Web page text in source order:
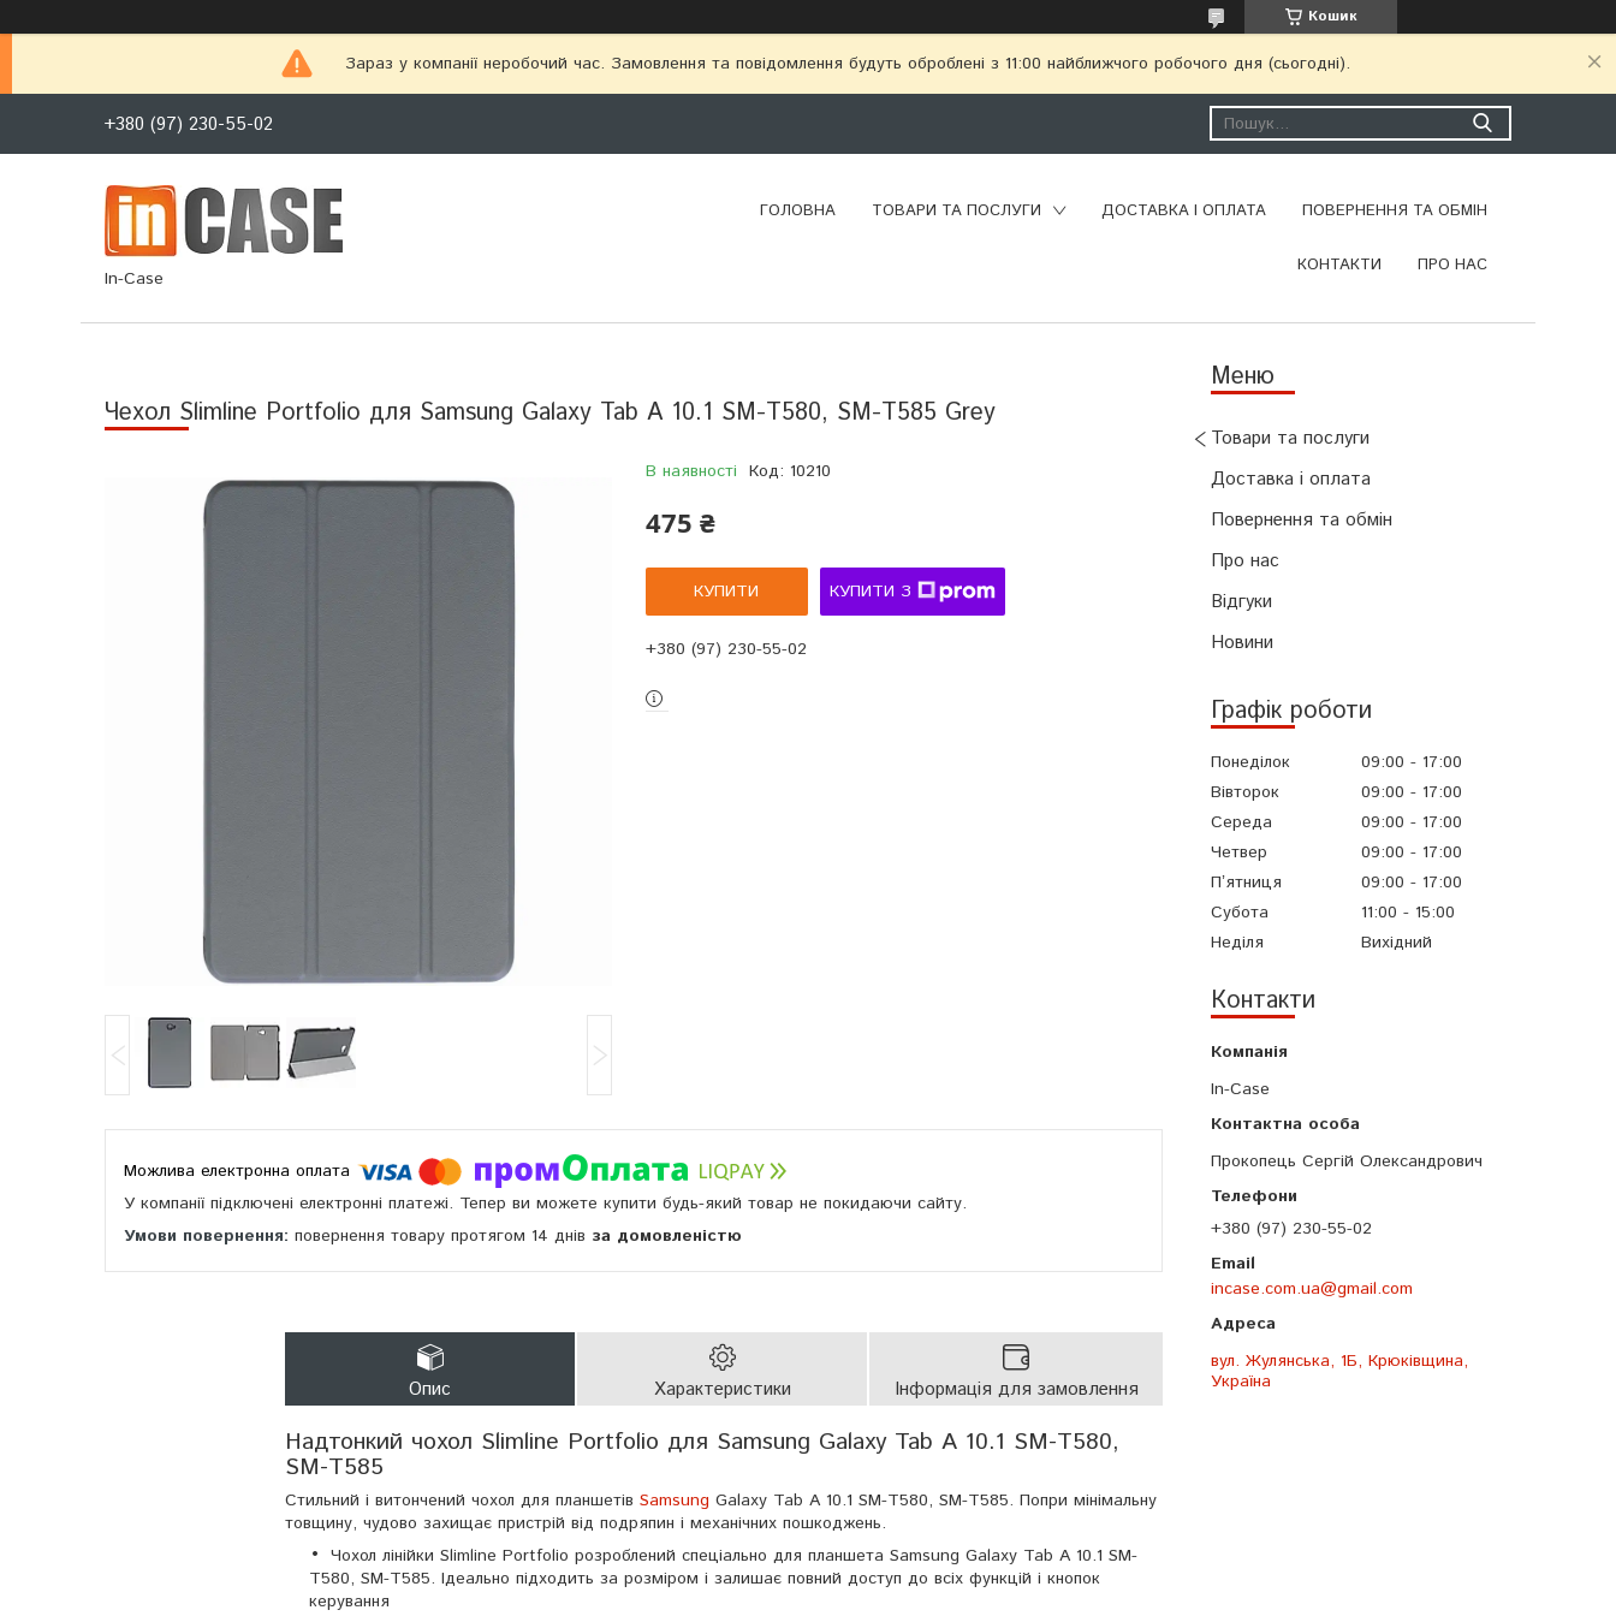
Кошик
Зараз у компанії неробочий час. Замовлення та повідомлення будуть оброблені з 11:00 найближчого робочого дня (сьогодні).
+380 (97) 230-55-02
In-Case
ГОЛОВНА ТОВАРИ ТА ПОСЛУГИ ДОСТАВКА І ОПЛАТА ПОВЕРНЕННЯ ТА ОБМІН
КОНТАКТИ ПРО НАС
Товари та послуги
Доставка і оплата
Повернення та обмін
Про нас
Відгуки
Новини
Графік роботи
Понеділок 09:00
17:00
Вівторок
09:00
17:00
Середа
09:00
17:00
Четвер
09:00
17:00
Пʼятниця
09:00
17:00
Субота
11:00
15:00
Неділя
Вихідний
Контакти
In-Case
Прокопець Сергій Олександрович
+380 (97) 230-55-02
incase.com.ua@gmail.com
вул. Жулянська, 1Б, Крюківщина,
Україна
Чехол Slimline Portfolio для Samsung Galaxy Tab A 10.1 SM-T580, SM-T585 Grey
В наявності Код: 10210
475 ₴
КУПИТИ КУПИТИ З
+380 (97) 230-55-02
У компанії підключені електронні платежі. Тепер ви можете купити будь-який товар не покидаючи сайту.
повернення товару протягом 14 днів за домовленістю
Опис Характеристики Інформація для замовлення
Надтонкий чохол Slimline Portfolio для Samsung Galaxy Tab A 10.1 SM-T580,
SM-T585
Стильний і витончений чохол для планшетів Samsung Galaxy Tab A 10.1 SM-T580, SM-T585. Попри мінімальну
товщину, чудово захищає пристрій від подряпин і механічних пошкоджень.
Чохол лінійки Slimline Portfolio розроблений спеціально для планшета Samsung Galaxy Tab A 10.1 SM-
T580, SM-T585. Ідеально підходить за розміром і залишає повний доступ до всіх функцій і кнопок
керування